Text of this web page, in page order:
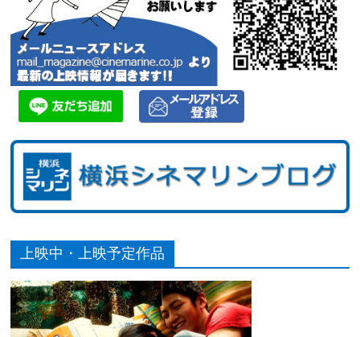
上映中・上映予定作品